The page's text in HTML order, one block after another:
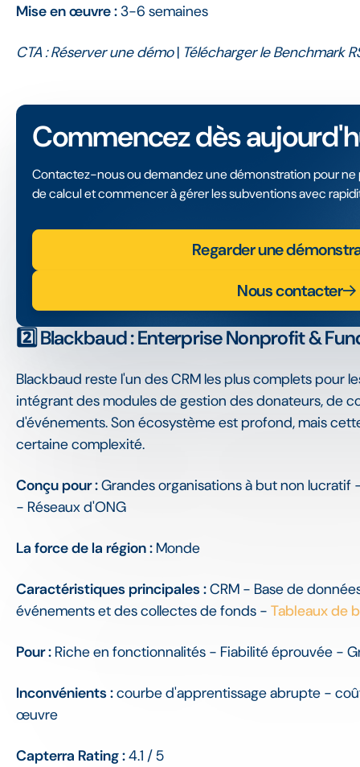
Mise en œuvre :3-6 semaines
CTA : Réserver une démo| Télécharger le Benchmark
Commencez dès
Contactez-nous ou demandez une démonstration pour ne
de calcul et commencer à gérer les subventions avec
Regarder une
Nous contacter
2️⃣ Blackbaud : Enterprise Nonprofit &
Blackbaud reste l'un des CRM les plus complets pour
intégrant des modules de gestion des donateurs, de
d'événements. Son écosystème est profond, mais
certaine complexité.
Conçu pour :Grandes organisations à but non
- Réseaux d'ONG
La force de la région : Monde
Caractéristiques principales :CRM - Base de
événements et des collectes de fonds - Tableaux de
Pour : Riche en fonctionnalités - Fiabilité éprouvée -
Inconvénients :courbe d'apprentissage abrupte -
œuvre
Capterra Rating :4.1 / 5